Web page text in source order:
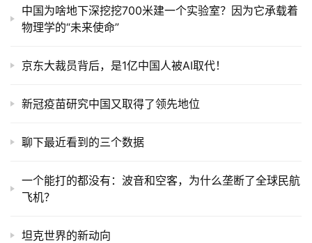
中国为啥地下深挖挖700米建一个实验室？因为它承载着
物理学的“未来使命”
京东大裁员背后，是1亿中国人被AI取代！
新冠疫苗研究中国又取得了领先地位
聊下最近看到的三个数据
一个能打的都没有：波音和空客，为什么垄断了全球民航
飞机？
坦克世界的新动向